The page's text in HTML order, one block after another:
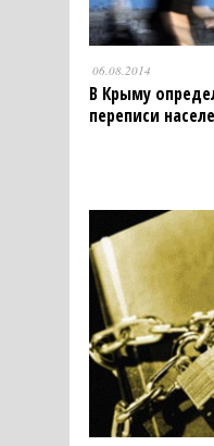
06.08.2014
В Крыму
переписи